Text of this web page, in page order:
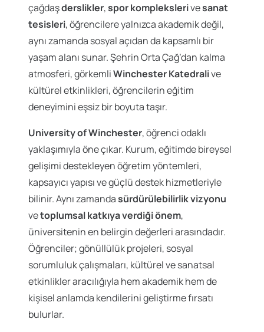
çağdaşderslikler,spor komplekslerivesanat
tesisleri, öğrencilere yalnızca akademik değil,
aynı zamanda sosyal açıdan da kapsamlı bir
yaşam alanı sunar. Şehrin Orta Çağ’dan kalma
atmosferi, görkemliWinchester Katedralive
kültürel etkinlikleri, öğrencilerin eğitim
deneyimini eşsiz bir boyuta taşır.
University of Winchester, öğrenci odaklı
yaklaşımıyla öne çıkar. Kurum, eğitimde bireysel
gelişimi destekleyen öğretim yöntemleri,
kapsayıcı yapısı ve güçlü destek hizmetleriyle
bilinir. Aynı zamandasürdürülebilirlik vizyonu
vetoplumsal katkıya verdiği önem,
üniversitenin en belirgin değerleri arasındadır.
Öğrenciler; gönüllülük projeleri, sosyal
sorumluluk çalışmaları, kültürel ve sanatsal
etkinlikler aracılığıyla hem akademik hem de
kişisel anlamda kendilerini geliştirme fırsatı
bulurlar.